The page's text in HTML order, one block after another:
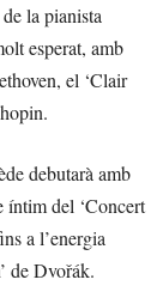
la pianista
esperat, amb
el ‘Clair
debutarà amb
íntim del ‘Concert
a l’energia
de Dvořák.